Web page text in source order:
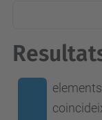
elements